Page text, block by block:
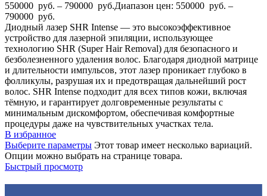
550000 руб. – 790000 руб.Диапазон цен: 550000 руб. –
790000 руб.
Диодный лазер SHR Intense — это высокоэффективное
устройство для лазерной эпиляции, использующее
технологию SHR (Super Hair Removal) для безопасного и
безболезненного удаления волос. Благодаря диодной матрице
и длительности импульсов, этот лазер проникает глубоко в
фолликулы, разрушая их и предотвращая дальнейший рост
волос. SHR Intense подходит для всех типов кожи, включая
тёмную, и гарантирует долговременные результаты с
минимальным дискомфортом, обеспечивая комфортные
процедуры даже на чувствительных участках тела.
В избранное
Выберите параметры Этот товар имеет несколько вариаций.
Опции можно выбрать на странице товара.
Быстрый просмотр